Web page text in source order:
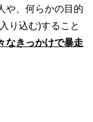
や、何らかの目的
り込む)すること
なきっかけで暴走